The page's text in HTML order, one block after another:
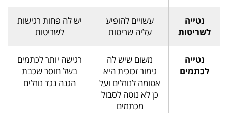
נטייה
לשריטות
עשויים להופיע
עליה שריטות
יש לה פחות רגישות
לשריטות
נטייה
לכתמים
משום שיש לה
גימור זכוכית היא
אטומה לנוזלים ועל
כן לא נוטה לסבול
מכתמים
רגישה יותר לכתמים
בשל חוסר שכבת
הגנה נגד נוזלים